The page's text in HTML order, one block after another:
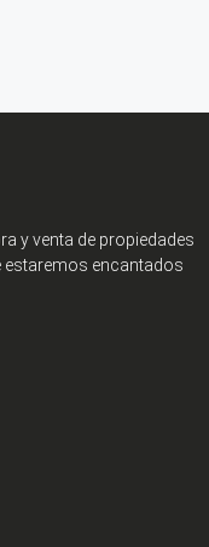
y venta de propiedades
encantados